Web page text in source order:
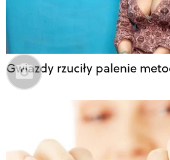
Gwiazdy rzuciły palenie